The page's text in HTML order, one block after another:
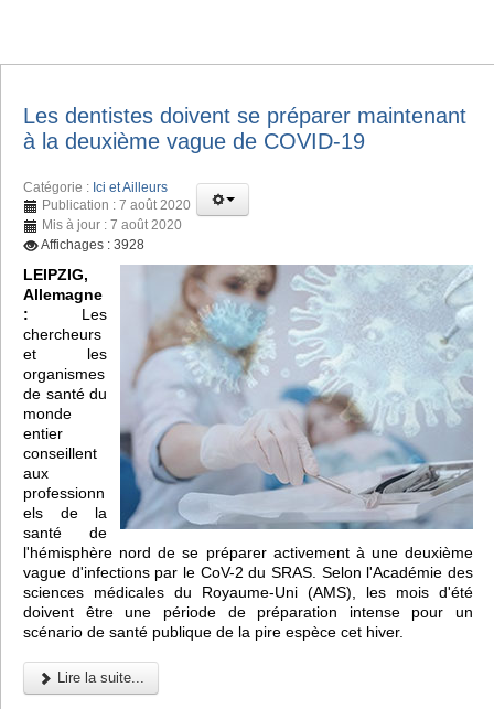
Les dentistes doivent se préparer maintenant
à la deuxième vague de COVID-19
Catégorie : Ici et Ailleurs
Publication : 7 août 2020
Mis à jour : 7 août 2020
Affichages : 3928
LEIPZIG,
Allemagne
: Les
chercheurs
et les
organismes
de santé du
monde
entier
conseillent
aux
professionn
els de la
santé de
l'hémisphère nord de se préparer activement à une deuxième
vague d'infections par le CoV-2 du SRAS. Selon l'Académie des
sciences médicales du Royaume-Uni (AMS), les mois d'été
doivent être une période de préparation intense pour un
scénario de santé publique de la pire espèce cet hiver.
Lire la suite...